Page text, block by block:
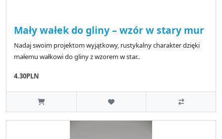
Mały wałek do gliny – wzór w stary mur
Nadaj swoim projektom wyjątkowy, rustykalny charakter dzięki
małemu wałkowi do gliny z wzorem w star..
4.30PLN